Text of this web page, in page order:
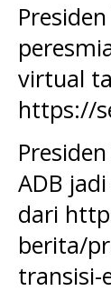
virtual
https://
ADB
dari
berita/
transisi-